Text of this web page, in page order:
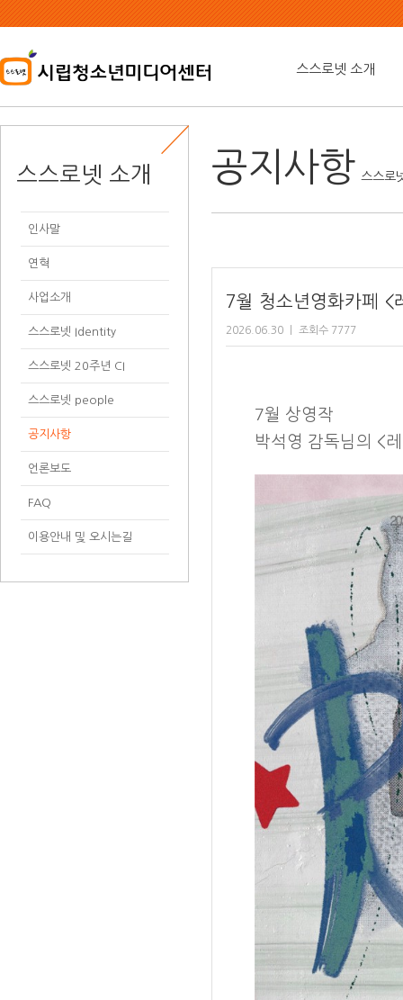
본
문
용
바
가
기
스스로넷 소개
스스로넷 소개
인사말
연혁
사업소개
스스로넷 Identity
스스로넷 20주년 CI
스스로넷 people
공지사항
언론보도
FAQ
이용안내 및 오시는길
공지사항 스스로
7월 청소년영화카페 <
2026.06.30 조회수 7777
7월 상영작
박석영 감독님의 <